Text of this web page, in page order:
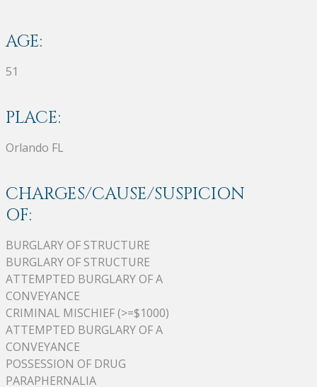
AGE:
51
PLACE:
Orlando FL
CHARGES/CAUSE/SUSPICION
OF:
BURGLARY OF STRUCTURE
BURGLARY OF STRUCTURE
ATTEMPTED BURGLARY OF A
CONVEYANCE
CRIMINAL MISCHIEF (>=$1000)
ATTEMPTED BURGLARY OF A
CONVEYANCE
POSSESSION OF DRUG
PARAPHERNALIA